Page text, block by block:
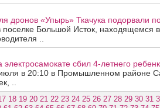
дронов «Упырь» Ткачука подорвали
Большой Исток, находящемся в
..
сбил 4-летнего
в 20:10 в Промышленном районе
..
18 19 20 21 22 23 24 25 26 27 28 29 30 31